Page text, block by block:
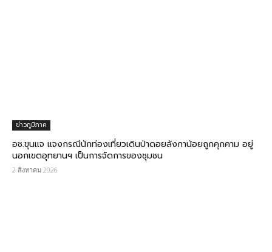
ข่าวภูมิภาค
อช.ขุนแจ แจงกรณีนักท่องเที่ยวเดินป่าดอยลังกาน้อยถูกคุกคาม อยู่
นอกเขตอุทยานฯ เป็นการจัดการของชุมชน
2 สิงหาคม 2026